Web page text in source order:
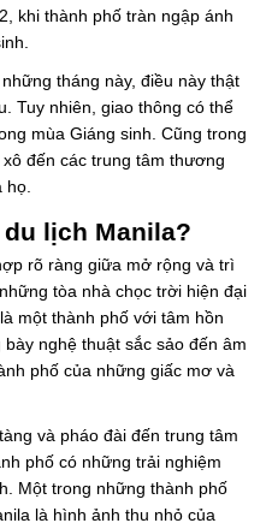
khi thành phố tràn ngập ánh
tháng này, điều này thật
Tuy nhiên, giao thông có thể
mùa Giáng sinh. Cũng trong
đến các trung tâm thương
lịch Manila?
rõ ràng giữa mở rộng và trì
tòa nhà chọc trời hiện đại
một thành phố với tâm hồn
nghệ thuật sắc sảo đến âm
phố của những giấc mơ và
và pháo đài đến trung tâm
phố có những trải nghiệm
Một trong những thành phố
là hình ảnh thu nhỏ của